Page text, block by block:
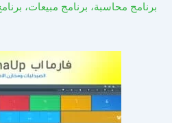
برنامج محاسبة، برنامج مبيعات،